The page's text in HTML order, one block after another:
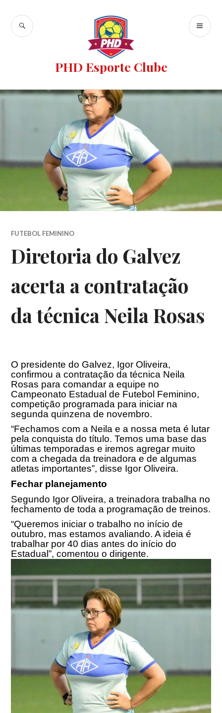
PHD Esporte Clube
FUTEBOL FEMININO
Diretoria do Galvez
acerta a contratação
da técnica Neila Rosas
O presidente do Galvez, Igor Oliveira,
confirmou a contratação da técnica Neila
Rosas para comandar a equipe no
Campeonato Estadual de Futebol Feminino,
competição programada para iniciar na
segunda quinzena de novembro.
“Fechamos com a Neila e a nossa meta é lutar
pela conquista do título. Temos uma base das
últimas temporadas e iremos agregar muito
com a chegada da treinadora e de algumas
atletas importantes”, disse Igor Oliveira.
Fechar planejamento
Segundo Igor Oliveira, a treinadora trabalha no
fechamento de toda a programação de treinos.
“Queremos iniciar o trabalho no início de
outubro, mas estamos avaliando. A ideia é
trabalhar por 40 dias antes do início do
Estadual”, comentou o dirigente.